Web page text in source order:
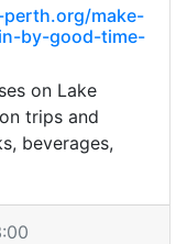
make-
by-good-time-
on Lake
trips and
beverages,